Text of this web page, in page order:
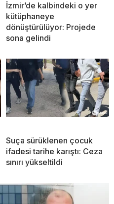
İzmir’de kalbindeki o yer
kütüphaneye
dönüştürülüyor: Projede
sona gelindi
Suça sürüklenen çocuk
ifadesi tarihe karıştı: Ceza
sınırı yükseltildi